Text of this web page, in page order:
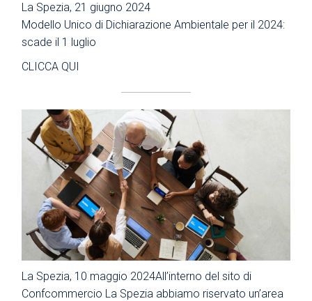
La Spezia, 21 giugno 2024
Modello Unico di Dichiarazione Ambientale per il 2024:
scade il 1 luglio
CLICCA QUI
La Spezia, 10 maggio 2024All’interno del sito di
Confcommercio La Spezia abbiamo riservato un’area